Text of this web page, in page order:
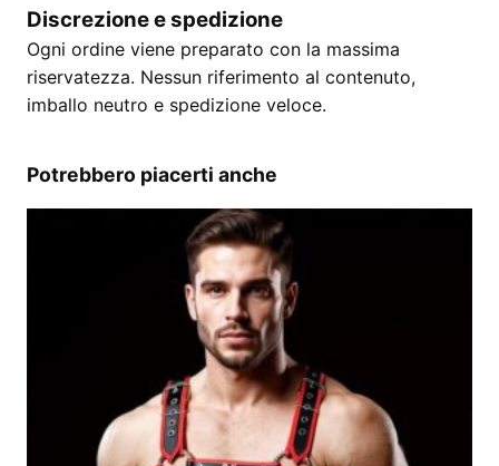
Discrezione e spedizione
Ogni ordine viene preparato con la massima
riservatezza. Nessun riferimento al contenuto,
imballo neutro e spedizione veloce.
Potrebbero piacerti anche